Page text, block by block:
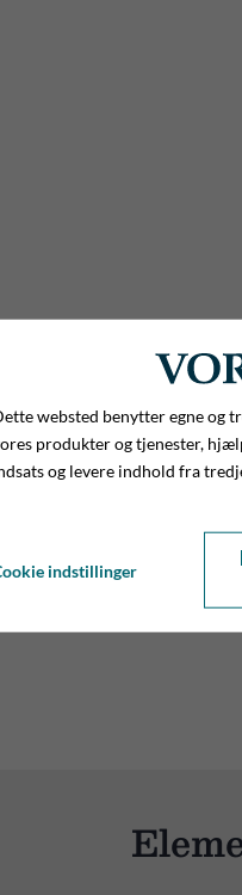
websted benytter egne og
produkter og tjenester,
og levere indhold fra
indstillinger